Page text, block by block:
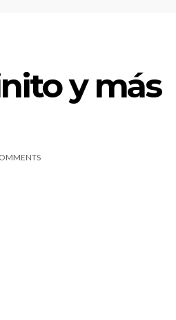
y más